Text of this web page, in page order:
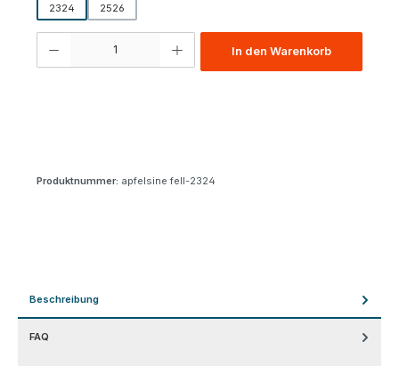
2324 2526
Produkt Anzahl: Gib den gewünschten Wert ein oder benutze die
In den Warenkorb
Produktnummer: apfelsine fell-2324
Beschreibung
FAQ